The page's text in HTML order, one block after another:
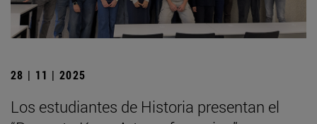
28 | 11 | 2025
Los estudiantes de Historia presentan el